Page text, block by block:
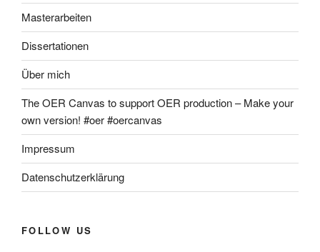
Masterarbeiten
Dissertationen
Über mich
The OER Canvas to support OER production – Make your
own version! #oer #oercanvas
Impressum
Datenschutzerklärung
FOLLOW US